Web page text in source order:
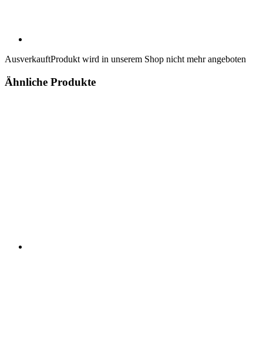
AusverkauftProdukt wird in unserem Shop nicht mehr angeboten
Ähnliche Produkte